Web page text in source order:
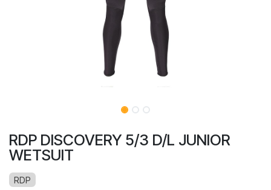
RDP DISCOVERY 5/3 D/L JUNIOR
WETSUIT
RDP